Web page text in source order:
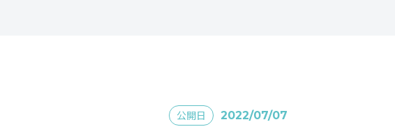
公開日 2022/07/07